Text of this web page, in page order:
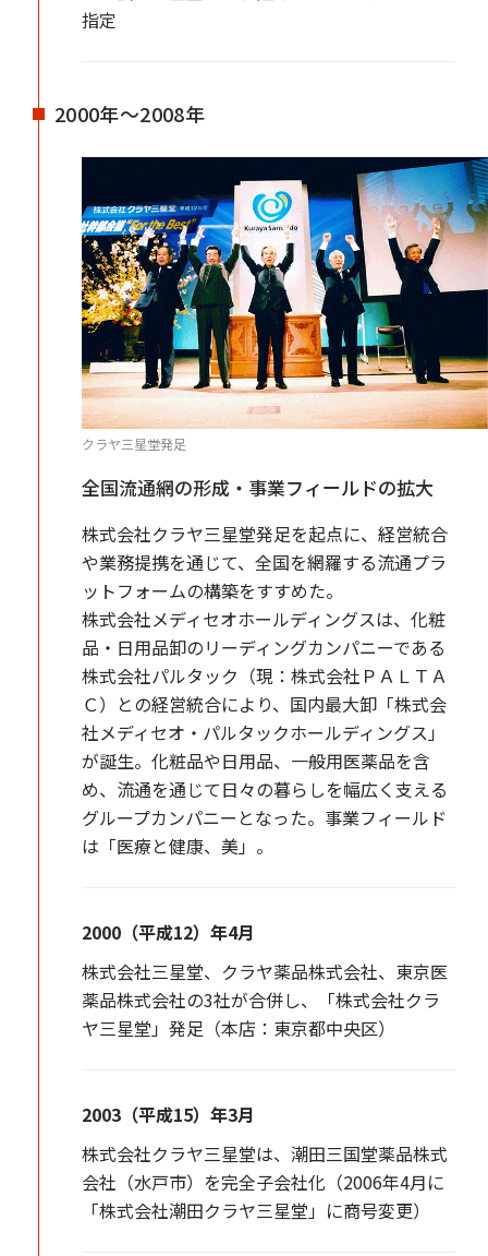
指定
2000年～2008年
クラヤ三星堂発足
全国流通網の形成・事業フィールドの拡大
株式会社クラヤ三星堂発足を起点に、経営統合
や業務提携を通じて、全国を網羅する流通プラ
ットフォームの構築をすすめた。
株式会社メディセオホールディングスは、化粧
品・日用品卸のリーディングカンパニーである
株式会社パルタック（現：株式会社ＰＡＬＴＡ
Ｃ）との経営統合により、国内最大卸「株式会
社メディセオ・パルタックホールディングス」
が誕生。化粧品や日用品、一般用医薬品を含
め、流通を通じて日々の暮らしを幅広く支える
グループカンパニーとなった。事業フィールド
は「医療と健康、美」。
2000（平成12）年4月
株式会社三星堂、クラヤ薬品株式会社、東京医
薬品株式会社の3社が合併し、「株式会社クラ
ヤ三星堂」発足（本店：東京都中央区）
2003（平成15）年3月
株式会社クラヤ三星堂は、潮田三国堂薬品株式
会社（水戸市）を完全子会社化（2006年4月に
「株式会社潮田クラヤ三星堂」に商号変更）